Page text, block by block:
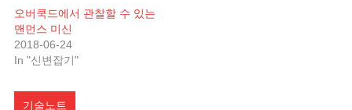
오버쿡드에서 관찰할 수 있는
맨먼스 미신
2018-06-24
In "신변잡기"
기술노트